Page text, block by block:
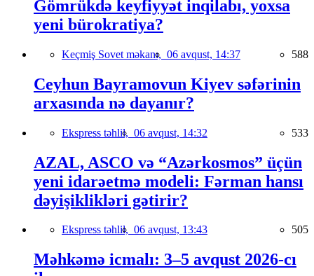
Gömrükdə keyfiyyət inqilabı, yoxsa
yeni bürokratiya?
Keçmiş Sovet məkanı, 06 avqust, 14:37 588
Ceyhun Bayramovun Kiyev səfərinin
arxasında nə dayanır?
Ekspress təhlil, 06 avqust, 14:32 533
AZAL, ASCO və “Azərkosmos” üçün
yeni idarəetmə modeli: Fərman hansı
dəyişiklikləri gətirir?
Ekspress təhlil, 06 avqust, 13:43 505
Məhkəmə icmalı: 3–5 avqust 2026-cı